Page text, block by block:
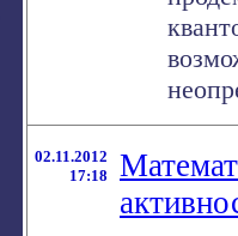
02.11.2012
17:18